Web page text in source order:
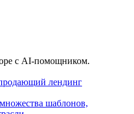
с AI-помощником.
лендинг
шаблонов,